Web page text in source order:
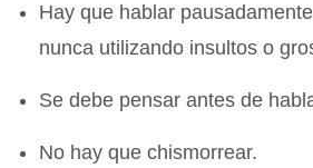
Hay que hablar
nunca utilizando insultos o
Se debe pensar antes de
No hay que chismorrear.